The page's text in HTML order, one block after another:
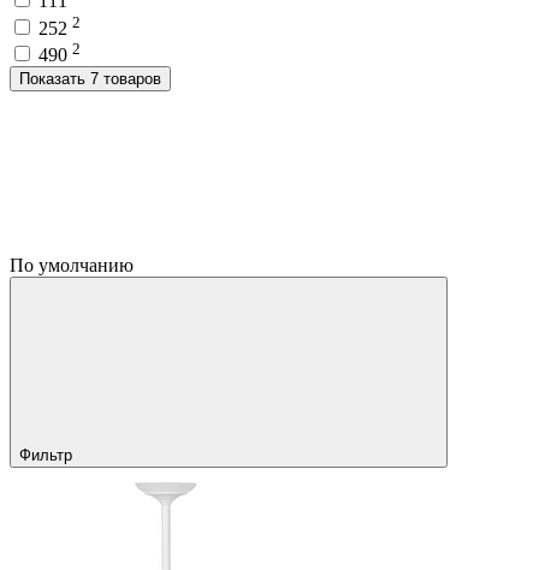
252 2
490 2
Показать 7 товаров
По умолчанию
Фильтр